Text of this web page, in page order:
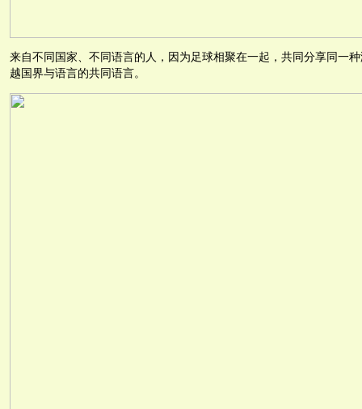
来自不同国家、不同语言的人，因为足球相聚在一起，共同分享同一
越国界与语言的共同语言。